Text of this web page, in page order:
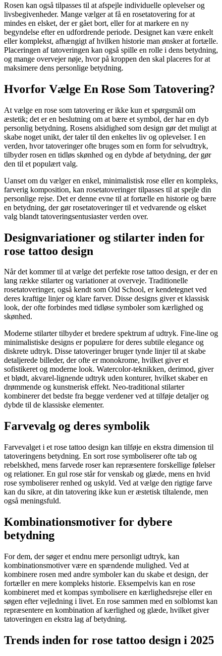
Rosen kan også tilpasses til at afspejle individuelle oplevelser og
livsbegivenheder. Mange vælger at få en rosetatovering for at
mindes en elsket, der er gået bort, eller for at markere en ny
begyndelse efter en udfordrende periode. Designet kan være enkelt
eller komplekst, afhængigt af hvilken historie man ønsker at fortælle.
Placeringen af tatoveringen kan også spille en rolle i dens betydning,
og mange overvejer nøje, hvor på kroppen den skal placeres for at
maksimere dens personlige betydning.
Hvorfor Vælge En Rose Som Tatovering?
At vælge en rose som tatovering er ikke kun et spørgsmål om
æstetik; det er en beslutning om at bære et symbol, der har en dyb
personlig betydning. Rosens alsidighed som design gør det muligt at
skabe noget unikt, der taler til den enkeltes liv og oplevelser. I en
verden, hvor tatoveringer ofte bruges som en form for selvudtryk,
tilbyder rosen en tidløs skønhed og en dybde af betydning, der gør
den til et populært valg.
Uanset om du vælger en enkel, minimalistisk rose eller en kompleks,
farverig komposition, kan rosetatoveringer tilpasses til at spejle din
personlige rejse. Det er denne evne til at fortælle en historie og bære
en betydning, der gør rosetatoveringer til et vedvarende og elsket
valg blandt tatoveringsentusiaster verden over.
Designvariationer og stilarter inden for
rose tattoo design
Når det kommer til at vælge det perfekte rose tattoo design, er der en
lang række stilarter og variationer at overveje. Traditionelle
rosetatoveringer, også kendt som Old School, er kendetegnet ved
deres kraftige linjer og klare farver. Disse designs giver et klassisk
look, der ofte forbindes med tidløse symboler som kærlighed og
skønhed.
Moderne stilarter tilbyder et bredere spektrum af udtryk. Fine-line og
minimalistiske designs er populære for deres subtile elegance og
diskrete udtryk. Disse tatoveringer bruger tynde linjer til at skabe
detaljerede billeder, der ofte er monokrome, hvilket giver et
sofistikeret og moderne look. Watercolor-teknikken, derimod, giver
et blødt, akvarel-lignende udtryk uden konturer, hvilket skaber en
drømmende og kunstnerisk effekt. Neo-traditional stilarter
kombinerer det bedste fra begge verdener ved at tilføje detaljer og
dybde til de klassiske elementer.
Farvevalg og deres symbolik
Farvevalget i et rose tattoo design kan tilføje en ekstra dimension til
tatoveringens betydning. En sort rose symboliserer ofte tab og
rebelskhed, mens farvede roser kan repræsentere forskellige følelser
og relationer. En gul rose står for venskab og glæde, mens en hvid
rose symboliserer renhed og uskyld. Ved at vælge den rigtige farve
kan du sikre, at din tatovering ikke kun er æstetisk tiltalende, men
også meningsfuld.
Kombinationsmotiver for dybere
betydning
For dem, der søger et endnu mere personligt udtryk, kan
kombinationsmotiver være en spændende mulighed. Ved at
kombinere rosen med andre symboler kan du skabe et design, der
fortæller en mere kompleks historie. Eksempelvis kan en rose
kombineret med et kompas symbolisere en kærlighedsrejse eller en
søgen efter vejledning i livet. En rose sammen med en solblomst kan
repræsentere en kombination af kærlighed og glæde, hvilket giver
tatoveringen en ekstra lag af betydning.
Trends inden for rose tattoo design i 2025